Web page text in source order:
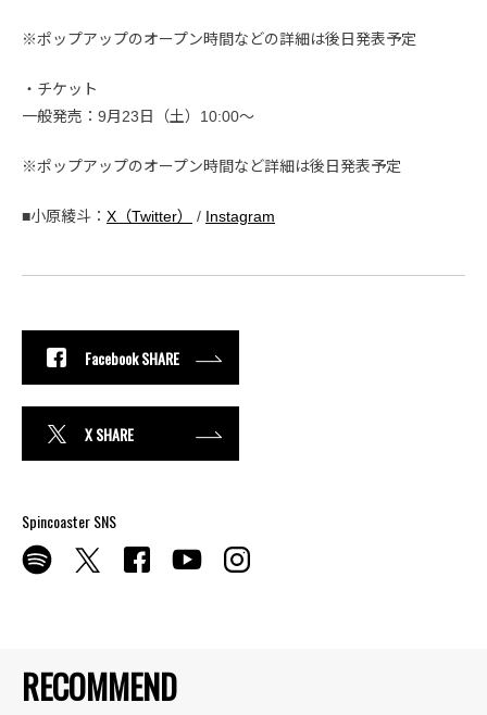
RECOMMEND
※ポップアップのオープン時間などの詳細は後日発表予定
・チケット
一般発売：9月23日（土）10:00〜
※ポップアップのオープン時間など詳細は後日発表予定
■小原綾斗： X（Twitter） / Instagram
Facebook SHARE
X SHARE
Spincoaster SNS